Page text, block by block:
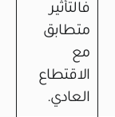
فالتأثير
متطابق
مع
الاقتطاع
العادي.